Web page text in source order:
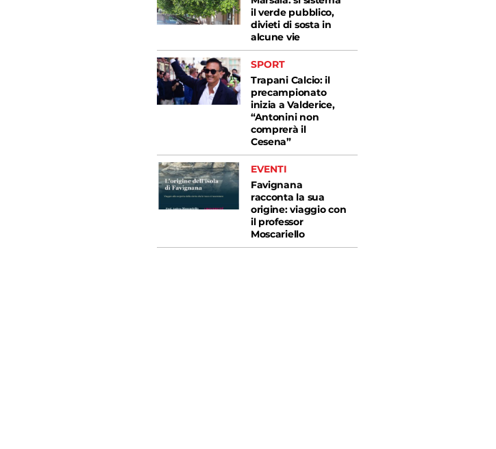
il verde pubblico,
divieti di sosta in
alcune vie
SPORT
Trapani Calcio: il
precampionato
inizia a Valderice,
“Antonini non
comprerà il
Cesena”
EVENTI
Favignana
racconta la sua
origine: viaggio con
il professor
Moscariello